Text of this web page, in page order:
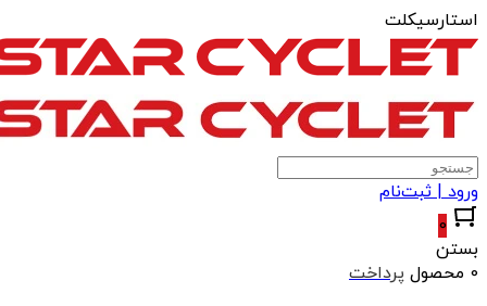
استارسیکلت
ورود | ثبت‌نام
0
بستن
0 محصول
پرداخت